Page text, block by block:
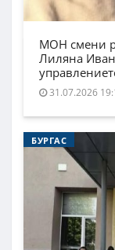
МОН смени
Лиляна
31.07.2026
БУРГАС